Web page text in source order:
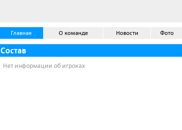
Главная О команде Новости Фото
Состав
Нет информации об игроках